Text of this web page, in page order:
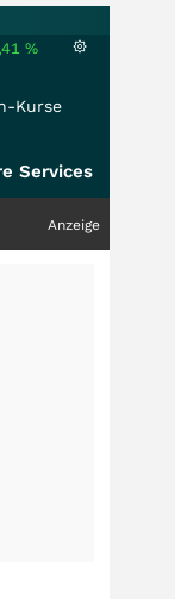
%
Kurse
Services
+++
Anzeige